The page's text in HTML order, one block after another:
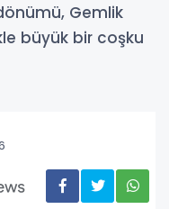
Gemlik
büyük bir coşku